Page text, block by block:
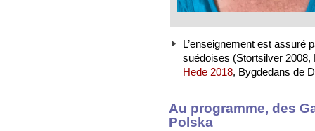
L’enseignement est assuré
suédoises (Stortsilver
Hede 2018, Bygdedans de
Au programme, des
Polska